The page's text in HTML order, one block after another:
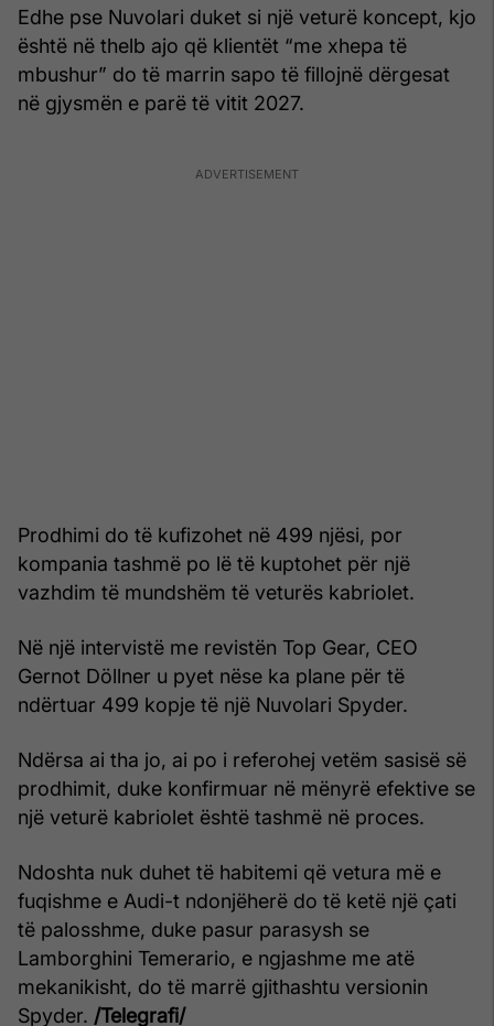
Edhe pse Nuvolari duket si një veturë koncept, kjo
është në thelb ajo që klientët “me xhepa të
mbushur” do të marrin sapo të fillojnë dërgesat
në gjysmën e parë të vitit 2027.
Prodhimi do të kufizohet në 499 njësi, por
kompania tashmë po lë të kuptohet për një
vazhdim të mundshëm të veturës kabriolet.
Në një intervistë me revistën Top Gear, CEO
Gernot Döllner u pyet nëse ka plane për të
ndërtuar 499 kopje të një Nuvolari Spyder.
Ndërsa ai tha jo, ai po i referohej vetëm sasisë së
prodhimit, duke konfirmuar në mënyrë efektive se
një veturë kabriolet është tashmë në proces.
Ndoshta nuk duhet të habitemi që vetura më e
fuqishme e Audi-t ndonjëherë do të ketë një çati
të palosshme, duke pasur parasysh se
Lamborghini Temerario, e ngjashme me atë
mekanikisht, do të marrë gjithashtu versionin
Spyder. /Telegrafi/